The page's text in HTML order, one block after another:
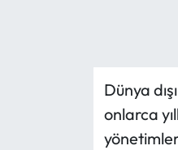
Dünya
onlarca
Spor Yazıları